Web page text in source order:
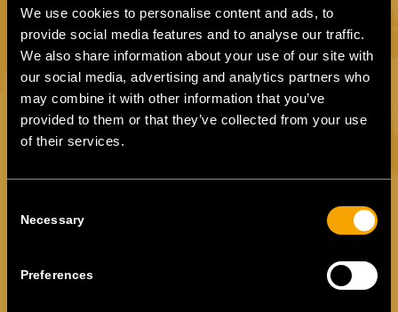
We use cookies to personalise content and ads, to
provide social media features and to analyse our traffic.
We also share information about your use of our site with
our social media, advertising and analytics partners who
may combine it with other information that you’ve
provided to them or that they’ve collected from your use
of their services.
Selection
Necessary
Preferences
За дополнителни информации, ве молиме контактирајте